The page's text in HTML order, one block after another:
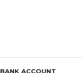
BANK ACCOUNT